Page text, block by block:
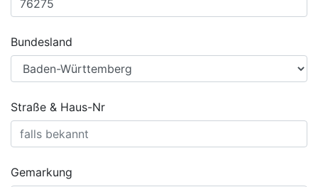
Bundesland
Straße & Haus-Nr
Gemarkung